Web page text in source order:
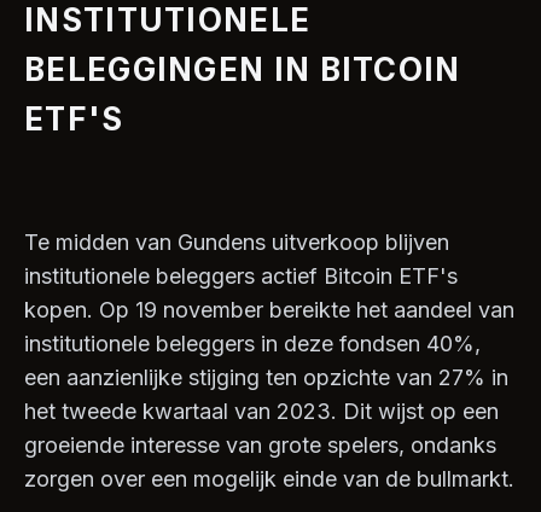
INSTITUTIONELE
BELEGGINGEN IN BITCOIN
ETF'S
Te midden van Gundens uitverkoop blijven
institutionele beleggers actief Bitcoin ETF's
kopen. Op 19 november bereikte het aandeel van
institutionele beleggers in deze fondsen 40%,
een aanzienlijke stijging ten opzichte van 27% in
het tweede kwartaal van 2023. Dit wijst op een
groeiende interesse van grote spelers, ondanks
zorgen over een mogelijk einde van de bullmarkt.